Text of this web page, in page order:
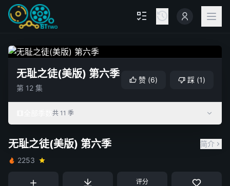
无耻之徒(美版) 第六季
第 12 集
赞 (6) 踩 (1)
共 11 季
无耻之徒(美版) 第六季
简介
2253
评分